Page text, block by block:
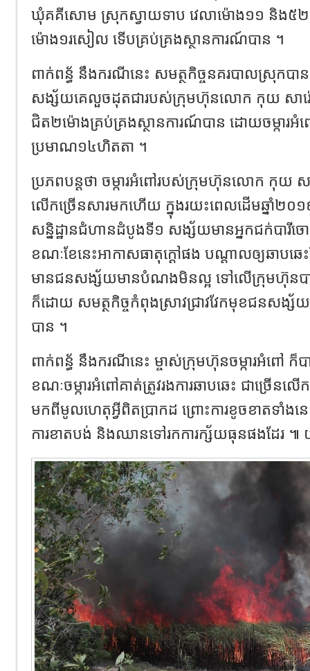
ឃុំគគីសោម ស្រុកស្វាយទាប វេលាម៉ោង១១ និង៥
ម៉ោង១រសៀល ទើបគ្រប់គ្រងស្ថានការណ៍បាន ។
ពាក់ពន្ធ័ នឹងករណីនេះ សមត្ថកិច្ចនគរបាលស្រុកបា
សង្ស័យគេលួចដុតជារបស់ក្រុមហ៊ុនលោក កុយ សារ៉
ជិត២ម៉ោងគ្រប់គ្រងស្ថានការណ៍បាន ដោយចម្ការអំ
ប្រមាណ១៤ហិតតា ។
ប្រភពបន្តថា ចម្ការអំពៅរបស់ក្រុមហ៊ុនលោក កុយ សា
លើកច្រើនសារមកហើយ ក្នុងរយះពេលដើមឆ្នាំ២០
សន្និដ្ឋានជំហានដំបូងទី១ សង្ស័យមានអ្នកជក់បារីចោ
ខណៈខែនេះអាកាសធាតុក្ដៅផង បណ្ដាលឲ្យឆាបឆ
មានជនសង្ស័យមានបំណងមិនល្អ ទៅលើក្រុមហ៊ុនប
ក៏ដោយ សមត្ថកិច្ចកំពុងស្រាវជ្រាវវែកមុខជនសង្ស័យ
បាន ។
ពាក់ពន្ធ័ នឹងករណីនេះ ម្ចាស់ក្រុមហ៊ុនចម្ការអំពៅ ក៏បា
ខណៈចម្ការអំពៅគាត់ត្រូវរងការឆាបឆេះ ជាច្រើ
មកពីមូលហេតុអ្វីពិតប្រាកដ ព្រោះការខូចខាតទាំងនេ
ការខាតបង់ និងឈានទៅរកការក្ស័យធុនផងដែរ